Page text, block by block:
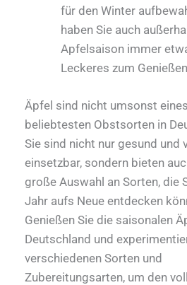
für den Winter
haben Sie auch
Apfelsaison immer
Leckeres zum
Äpfel sind nicht umsonst
beliebtesten Obstsorten in
Sie sind nicht nur gesund und
einsetzbar, sondern bieten
große Auswahl an Sorten, die
Jahr aufs Neue entdecken
Genießen Sie die saisonalen
Deutschland und
verschiedenen Sorten und
Zubereitungsarten, um den